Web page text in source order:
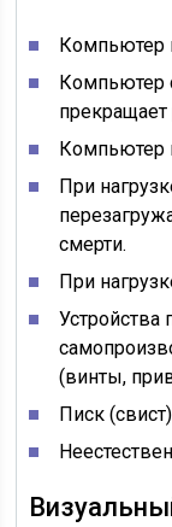
Компьютер
Компьютер
прекращает
Компьютер
При
смерти.
При
(винты,
Писк